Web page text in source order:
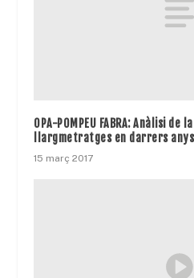
OPA-POMPEU FABRA: Anàlisi de
llargmetratges en darrers anys
15 març 2017